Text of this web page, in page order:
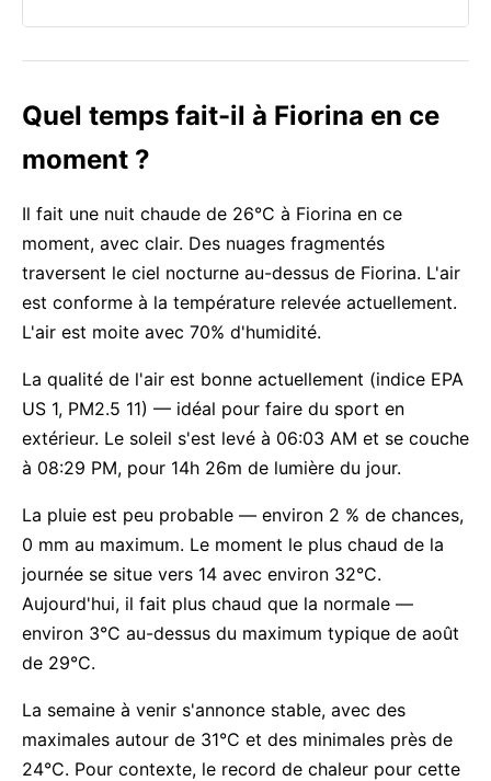
Quel temps fait-il à Fiorina en ce
moment ?
Il fait une nuit chaude de 26°C à Fiorina en ce
moment, avec clair. Des nuages fragmentés
traversent le ciel nocturne au-dessus de Fiorina. L'air
est conforme à la température relevée actuellement.
L'air est moite avec 70% d'humidité.
La qualité de l'air est bonne actuellement (indice EPA
US 1, PM2.5 11) — idéal pour faire du sport en
extérieur. Le soleil s'est levé à 06:03 AM et se couche
à 08:29 PM, pour 14h 26m de lumière du jour.
La pluie est peu probable — environ 2 % de chances,
0 mm au maximum. Le moment le plus chaud de la
journée se situe vers 14 avec environ 32°C.
Aujourd'hui, il fait plus chaud que la normale —
environ 3°C au-dessus du maximum typique de août
de 29°C.
La semaine à venir s'annonce stable, avec des
maximales autour de 31°C et des minimales près de
24°C. Pour contexte, le record de chaleur pour cette